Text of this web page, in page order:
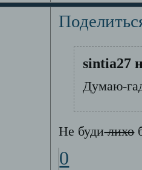
sintia27
Думаю-
Не будилихо
0